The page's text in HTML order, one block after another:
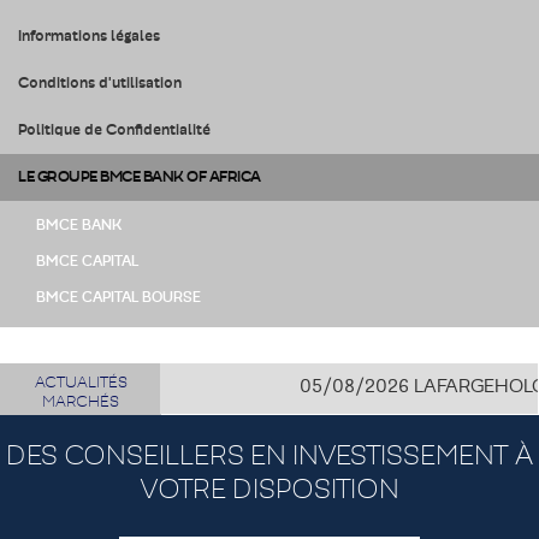
Informations légales
Conditions d'utilisation
Politique de Confidentialité
LE GROUPE BMCE BANK OF AFRICA
BMCE BANK
BMCE CAPITAL
BMCE CAPITAL BOURSE
ACTUALITÉS
MARCHÉS
05/08/2026
DES CONSEILLERS EN INVESTISSEMENT À
VOTRE DISPOSITION